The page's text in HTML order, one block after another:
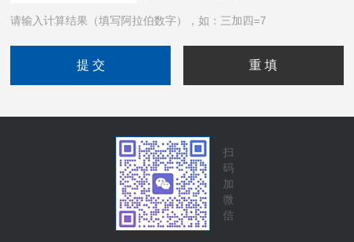
请输入计算结果（填写阿拉伯数字），如：三加四=7
扫
码
加
微
信